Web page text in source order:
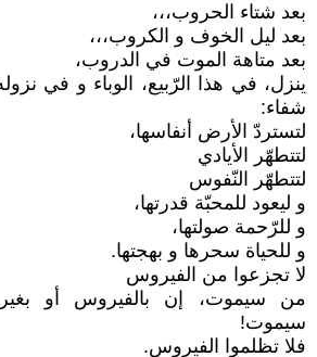
بعد شتاء الحروب،،،
بعد ليل الخوف و الكروب،،،
بعد متاهة الموت في الدروب،
ينزل، في هذا الرّبيع، الوباء و في
شفاء:
لتستردّ الأرض أنفاسها،
لتتطهّر الأيادي
لتتطهّر النّفوس
و ليعود للمحبّة قدرتها،
و للرّحمة صولتها،
و للحياة سحرها و بهجتها.
لا تجزعوا من الفيروس
من سيموت، إن بالفيروس أو
سيموت!
فلا تظلموا الفيروس.